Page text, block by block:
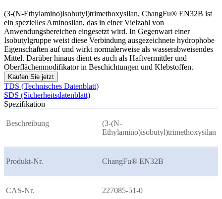
(3-(N-Ethylamino)isobutyl)trimethoxysilan, ChangFu® EN32B ist
ein spezielles Aminosilan, das in einer Vielzahl von
Anwendungsbereichen eingesetzt wird. In Gegenwart einer
Isobutylgruppe weist diese Verbindung ausgezeichnete hydrophobe
Eigenschaften auf und wirkt normalerweise als wasserabweisendes
Mittel. Darüber hinaus dient es auch als Haftvermittler und
Oberflächenmodifikator in Beschichtungen und Klebstoffen.
Kaufen Sie jetzt
TDS (Technisches Datenblatt)
SDS (Sicherheitsdatenblatt)
Spezifikation
Beschreibung
(3-(N-
Ethylamino)isobutyl)trimethoxysilan
Produkt-Nr. ChangFu® EN32B
CAS-Nr. 227085-51-0